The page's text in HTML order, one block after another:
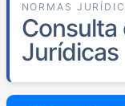
NORMAS
Consulta
Jurídicas